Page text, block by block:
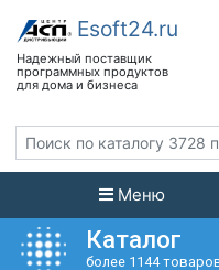
Меню
Каталог
более 1144